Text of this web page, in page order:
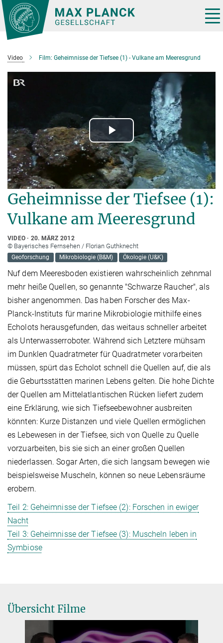
Hauptinhalt
Video Film: Geheimnisse der Tiefsee (1) - Vulkane am Meeresgrund
Play
Video
Geheimnisse der Tiefsee (1):
Vulkane am Meeresgrund
VIDEO 20. MÄRZ 2012
© Bayerisches Fernsehen / Florian Guthknecht
Geoforschung Mikrobiologie (B&M) Ökologie (U&K)
Nuf dem Meeresboden existieren wahrscheinlich zehnmal
mehr heiße Quellen, so genannte "Schwarze Raucher", als
bisher angenommen. Das haben Forscher des Max-
Planck-Instituts für marine Mikrobiologie mithilfe eines
Echolots herausgefunden, das weitaus schneller arbeitet
als Unterwasserroboter. Während sich Letztere mühsam
im Dunklen Quadratmeter für Quadratmeter vorarbeiten
müssen, spürt das Echolot schnell die Quellen auf, die als
die Geburtsstätten marinen Lebens gelten. Die hohe Dichte
der Quellen am Mittelatlantischen Rücken liefert zudem
eine Erklärung, wie sich Tiefseebewohner ausbreiten
könnten: Kurze Distanzen und viele Quellen ermöglichen
es Lebewesen in der Tiefsee, sich von Quelle zu Quelle
vorzuarbeiten, bis sie sich an einer großen Quellen
niederlassen. Sogar Arten, die sich langsam bewegen wie
beispielsweise Muscheln, können so neue Lebensräume
erobern.
Teil 2: Geheimnisse der Tiefsee (2): Forschen in ewiger
Nacht
Teil 3: Geheimnisse der Tiefsee (3): Muscheln leben in
Symbiose
Übersicht Filme